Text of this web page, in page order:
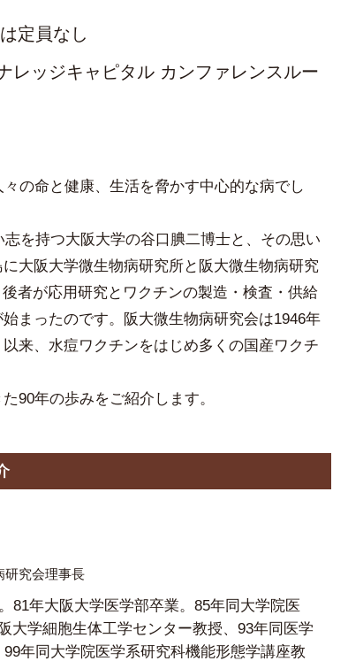
定員なし
レッジキャピタル カンファレンスルー
の命と健康、生活を脅かす中心的な病でし
を持つ大阪大学の谷口腆二博士と、その思い
大阪大学微生物病研究所と阪大微生物病研究
者が応用研究とワクチンの製造・検査・供給
まったのです。阪大微生物病研究会は1946年
来、水痘ワクチンをはじめ多くの国産ワクチ
90年の歩みをご紹介します。
研究会理事長
81年大阪大学医学部卒業。85年同大学院医
大学細胞生体工学センター教授、93年同医学
年同大学院医学系研究科機能形態学講座教